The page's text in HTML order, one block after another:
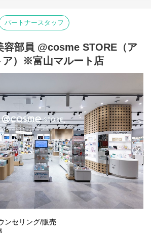
パートナースタッフ
容部員 @cosme STORE（ア
ア）※富山マルート店
ンセリング/販売